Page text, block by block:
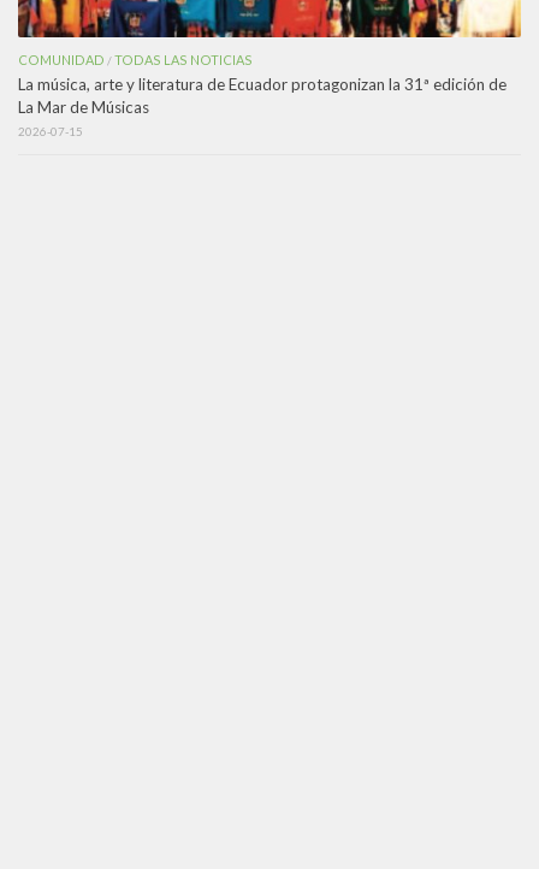
COMUNIDAD /TODAS LAS NOTICIAS
La música, arte y literatura de Ecuador protagonizan la 31ª edición de
La Mar de Músicas
2026-07-15